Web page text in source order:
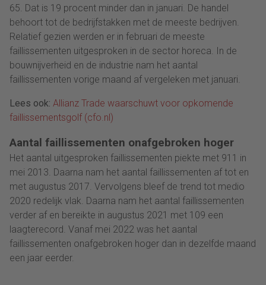
65. Dat is 19 procent minder dan in januari. De handel
behoort tot de bedrijfstakken met de meeste bedrijven.
Relatief gezien werden er in februari de meeste
faillissementen uitgesproken in de sector horeca. In de
bouwnijverheid en de industrie nam het aantal
faillissementen vorige maand af vergeleken met januari.
Lees ook: Allianz Trade waarschuwt voor opkomende
faillissementsgolf (cfo.nl)
Aantal faillissementen onafgebroken hoger
Het aantal uitgesproken faillissementen piekte met 911 in
mei 2013. Daarna nam het aantal faillissementen af tot en
met augustus 2017. Vervolgens bleef de trend tot medio
2020 redelijk vlak. Daarna nam het aantal faillissementen
verder af en bereikte in augustus 2021 met 109 een
laagterecord. Vanaf mei 2022 was het aantal
faillissementen onafgebroken hoger dan in dezelfde maand
een jaar eerder.